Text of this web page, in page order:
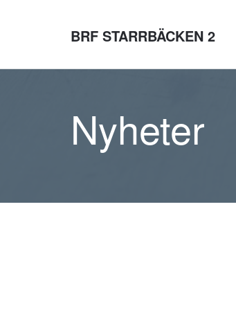
BRF STARRBÄCKEN 2
Nyheter